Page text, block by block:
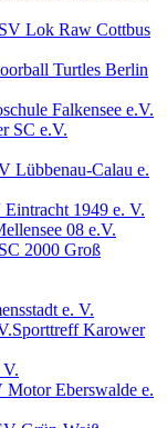
Lok Raw Cottbus
Turtles Berlin
Falkensee e.V.
SC e.V.
Lübbenau-Calau e.
1949 e. V.
08 e.V.
SC 2000 Groß
e. V.
Sporttreff Karower
Motor Eberswalde e.